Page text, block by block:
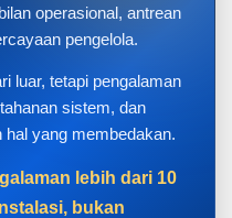
operasional, antrean
pengelola.
luar, tetapi pengalaman
sistem, dan
hal yang membedakan.
lebih dari 10
bukan